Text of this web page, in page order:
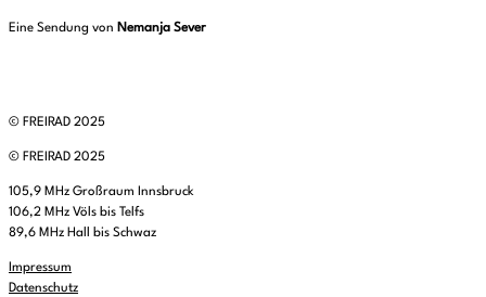
Eine Sendung von Nemanja Sever
© FREIRAD 2025
© FREIRAD 2025
105,9 MHz Großraum Innsbruck
106,2 MHz Völs bis Telfs
89,6 MHz Hall bis Schwaz
Impressum
Datenschutz